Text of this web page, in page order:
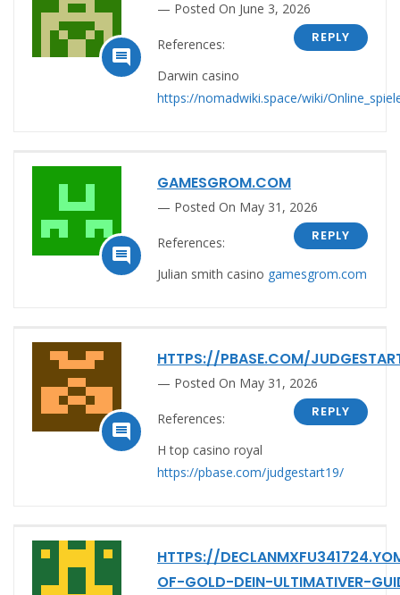

Posted On June 3, 2026
REPLY
References:
Darwin casino
https://nomadwiki.space/wiki/

GAMESGROM.COM
Posted On May 31, 2026
REPLY
References:
Julian smith casino gamesgrom.com

HTTPS://PBASE.COM/
Posted On May 31, 2026
REPLY
References:
H top casino royal
https://pbase.com/judgestart19/
HTTPS://
OF-GOLD-DEIN-ULTIMATIVER-